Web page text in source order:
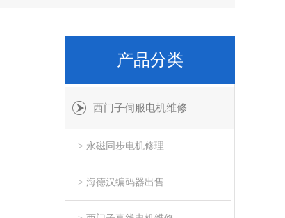
产品分类
西门子伺服电机维修
> 永磁同步电机修理
> 海德汉编码器出售